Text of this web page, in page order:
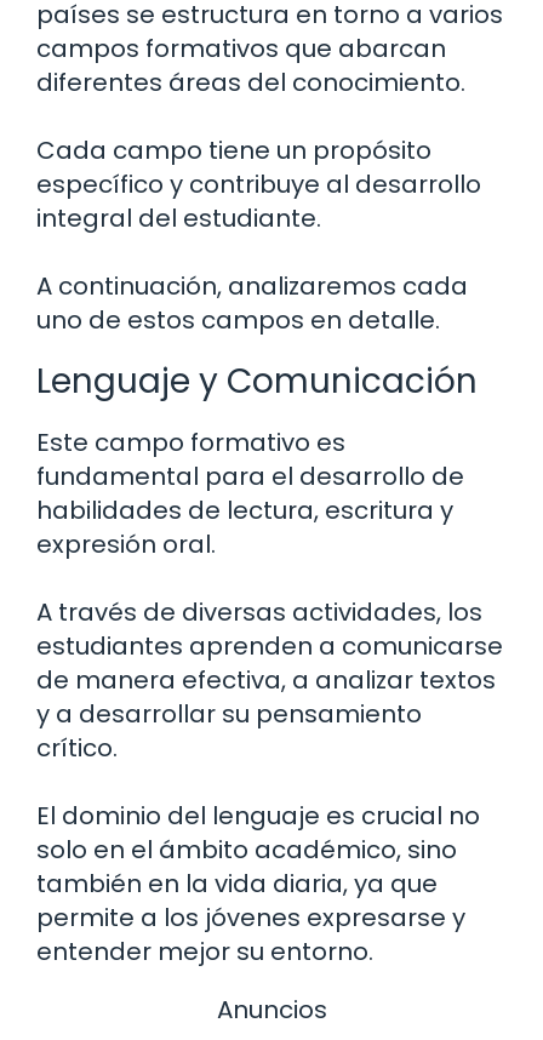
países se estructura en torno a varios
campos formativos que abarcan
diferentes áreas del conocimiento.
Cada campo tiene un propósito
específico y contribuye al desarrollo
integral del estudiante.
A continuación, analizaremos cada
uno de estos campos en detalle.
Lenguaje y Comunicación
Este campo formativo es
fundamental para el desarrollo de
habilidades de lectura, escritura y
expresión oral.
A través de diversas actividades, los
estudiantes aprenden a comunicarse
de manera efectiva, a analizar textos
y a desarrollar su pensamiento
crítico.
El dominio del lenguaje es crucial no
solo en el ámbito académico, sino
también en la vida diaria, ya que
permite a los jóvenes expresarse y
entender mejor su entorno.
Anuncios